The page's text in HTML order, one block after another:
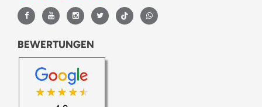
BEWERTUNGEN